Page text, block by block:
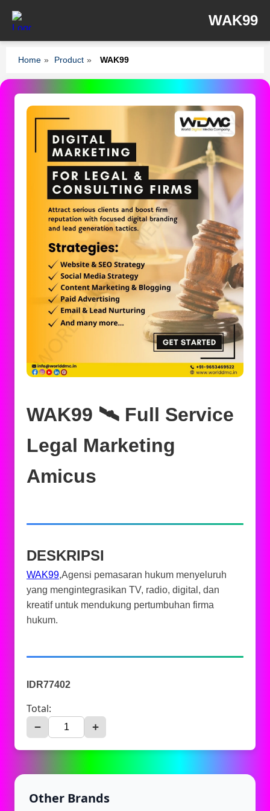
WAK99
Home » Product » WAK99
WAK99 🛰️‍ Full Service
Legal Marketing
Amicus
DESKRIPSI
WAK99,Agensi pemasaran hukum menyeluruh
yang mengintegrasikan TV, radio, digital, dan
kreatif untuk mendukung pertumbuhan firma
hukum.
IDR77402
Total:
− +
Other Brands